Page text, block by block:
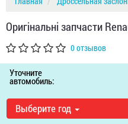
Оригінальні запчасти
0 отзывов
Уточните
автомобиль:
Выберите год